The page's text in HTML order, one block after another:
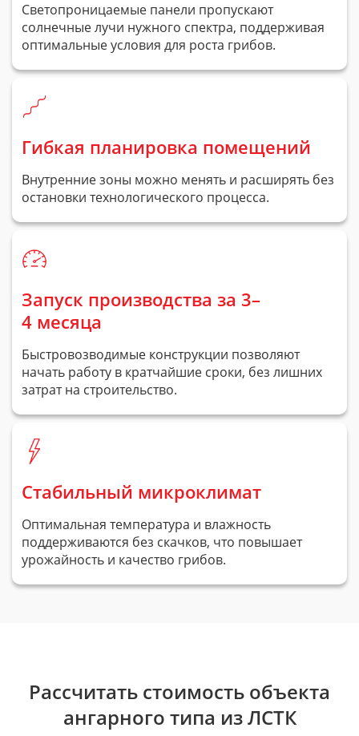
Светопроницаемые панели пропускают
солнечные лучи нужного спектра, поддерживая
оптимальные условия для роста грибов.
Гибкая планировка помещений
Внутренние зоны можно менять и расширять без
остановки технологического процесса.
Запуск производства за 3–
4 месяца
Быстровозводимые конструкции позволяют
начать работу в кратчайшие сроки, без лишних
затрат на строительство.
Стабильный микроклимат
Оптимальная температура и влажность
поддерживаются без скачков, что повышает
урожайность и качество грибов.
Рассчитать стоимость объекта
ангарного типа из ЛСТК